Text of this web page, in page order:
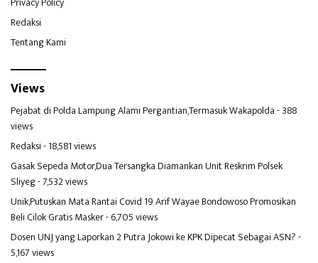
Redaksi
Tentang Kami
Views
Pejabat di Polda Lampung Alami Pergantian,Termasuk Wakapolda- 388
views
Redaksi- 18,581 views
Gasak Sepeda Motor,Dua Tersangka Diamankan Unit Reskrim Polsek
Sliyeg- 7,532 views
Unik,Putuskan Mata Rantai Covid 19 Arif Wayae Bondowoso Promosikan
Beli Cilok Gratis Masker- 6,705 views
Dosen UNJ yang Laporkan 2 Putra Jokowi ke KPK Dipecat Sebagai ASN?-
5,167 views